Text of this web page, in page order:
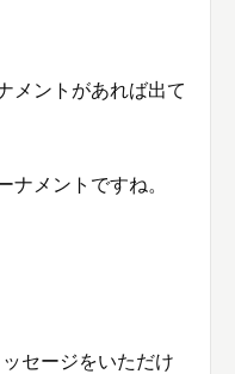
メントがあれば出て
メントですね。
セージをいただけ